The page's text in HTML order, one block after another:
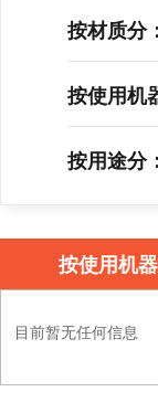
按材质分：
按使用机
按用途分：
按使用机
目前暂无任何信息